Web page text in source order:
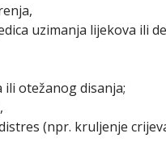
uzimanja lijekova ili
ili otežanog disanja;
(npr. kruljenje